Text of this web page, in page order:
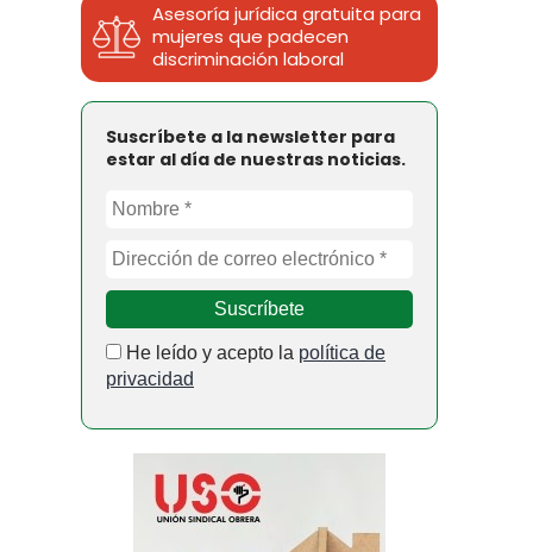
Asesoría jurídica gratuita para
mujeres que padecen
discriminación laboral
Suscríbete a la newsletter para
estar al día de nuestras noticias.
He leído y acepto la política de
privacidad